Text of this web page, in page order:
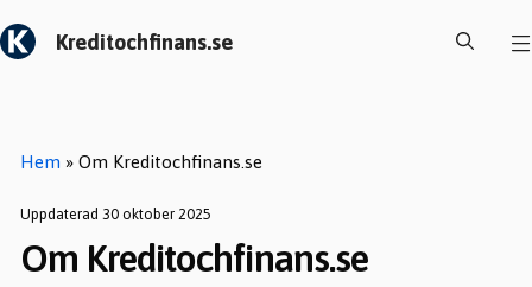
till
Kreditochfinans.se
Hem » Om Kreditochfinans.se
Uppdaterad 30 oktober 2025
Om Kreditochfinans.se